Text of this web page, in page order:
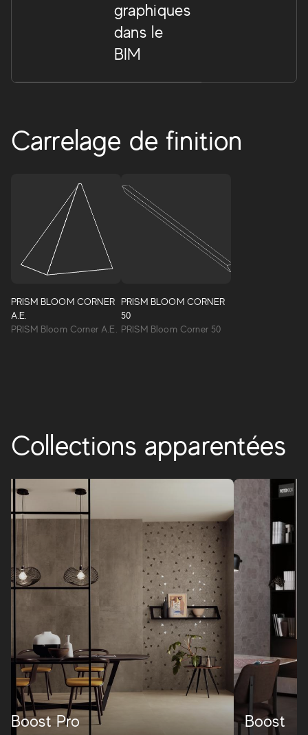
graphiques
dans le
BIM
Carrelage de finition
PRISM BLOOM CORNER
A.E.
PRISM Bloom Corner A.E.
PRISM BLOOM CORNER
50
PRISM Bloom Corner 50
Prism
suggestions de la culture italienne dans une nouvelle
Collections apparentées
Boost Pro Boost